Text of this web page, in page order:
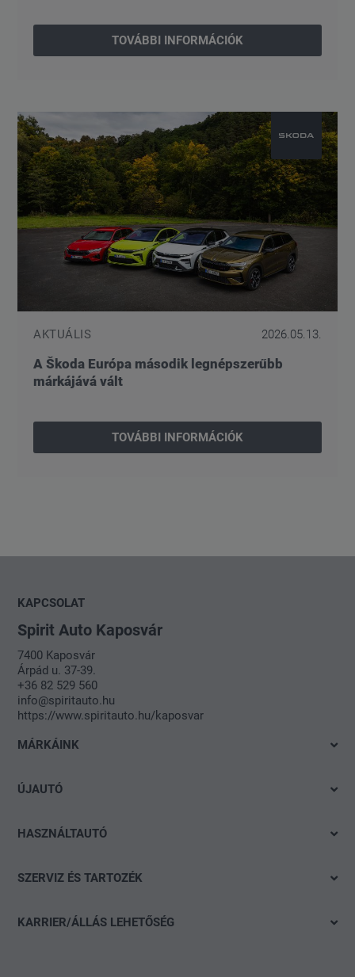
TOVÁBBI INFORMÁCIÓK
AKTUÁLIS 2026.05.13.
A Škoda Európa második legnépszerűbb
márkájává vált
TOVÁBBI INFORMÁCIÓK
KAPCSOLAT
Spirit Auto Kaposvár
7400 Kaposvár
Árpád u. 37-39.
+36 82 529 560
info@spiritauto.hu
https://www.spiritauto.hu/kaposvar
MÁRKÁINK
Audi
CUPRA
ÚJAUTÓ
Ajánlatok és akciók
Konfigurálás
HASZNÁLTAUTÓ
Részletes keresés
SZERVIZ ÉS TARTOZÉK
Szervizidőpont-foglalás
KARRIER/ÁLLÁS LEHETŐSÉG